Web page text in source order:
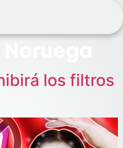
los filtros